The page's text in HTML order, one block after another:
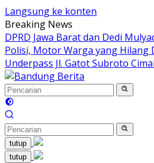
Langsung ke konten
Breaking News
DPRD Jawa Barat dan Dedi
Polisi, Motor Warga yang Hilang
Underpass Jl. Gatot Subroto
tutup
tutup